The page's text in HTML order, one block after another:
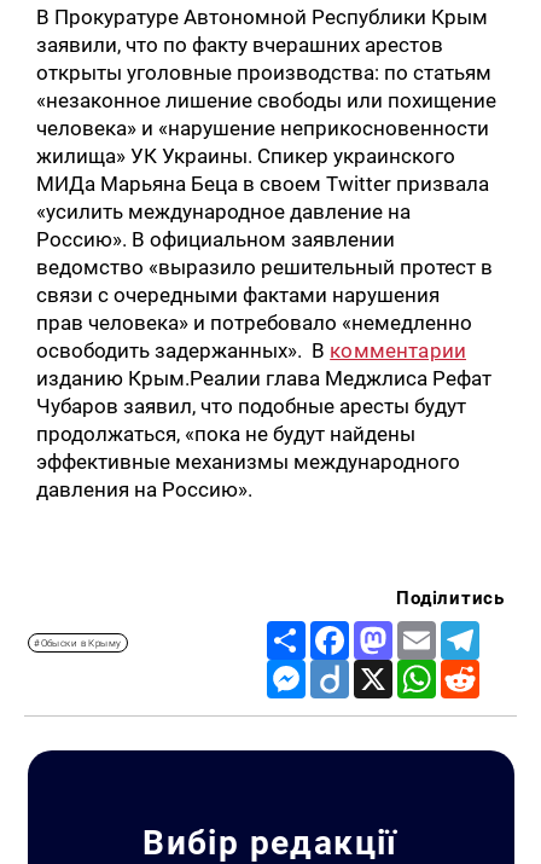
В Прокуратуре Автономной Республики Крым
заявили, что по факту вчерашних арестов
открыты уголовные производства: по статьям
«незаконное лишение свободы или похищение
человека» и «нарушение неприкосновенности
жилища» УК Украины. Спикер украинского
МИДа Марьяна Беца в своем Twitter призвала
«усилить международное давление на
Россию». В официальном заявлении
ведомство «выразило решительный протест в
связи с очередными фактами нарушения
прав человека» и потребовало «немедленно
освободить задержанных». В комментарии
изданию Крым.Реалии глава Меджлиса Рефат
Чубаров заявил, что подобные аресты будут
продолжаться, «пока не будут найдены
эффективные механизмы международного
давления на Россию».
#Обыски в Крыму
Поділитись
Share FacebookMastodon
Email
Messenger
Diigo X WhatsApp
Вибір редакції